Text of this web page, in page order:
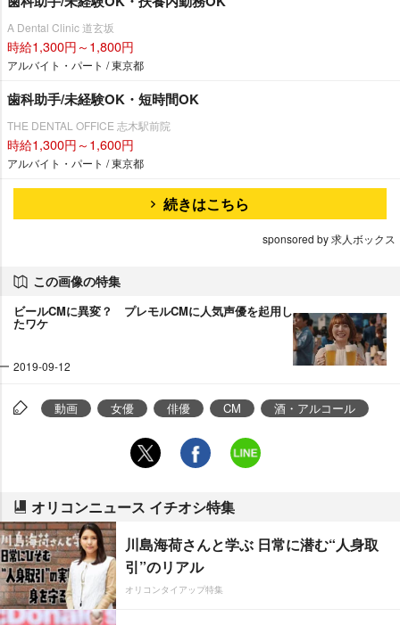
A Dental Clinic 道玄坂
時給1,300円～1,800円
アルバイト・パート / 東京都
歯科助手/未経験OK・短時間OK
THE DENTAL OFFICE 志木駅前院
時給1,300円～1,600円
アルバイト・パート / 東京都
続きはこちら
sponsored by 求人ボックス
この画像の特集
ビールCMに異変？ プレモルCMに人気声優を起用し
たワケ
2019-09-12
動画 女優 俳優 CM 酒・アルコール
オリコンニュース イチオシ特集
川島海荷さんと学ぶ 日常に潜む“人身取
引”のリアル
オリコンタイアップ特集